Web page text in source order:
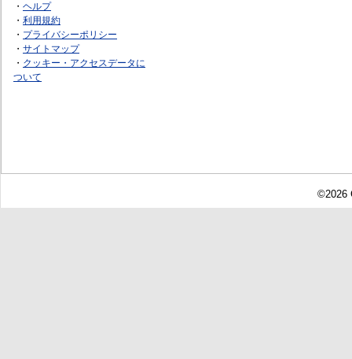
・ ヘルプ
・ 利用規約
・ プライバシーポリシー
・ サイトマップ
・ クッキー・アクセスデータに
ついて
©2026